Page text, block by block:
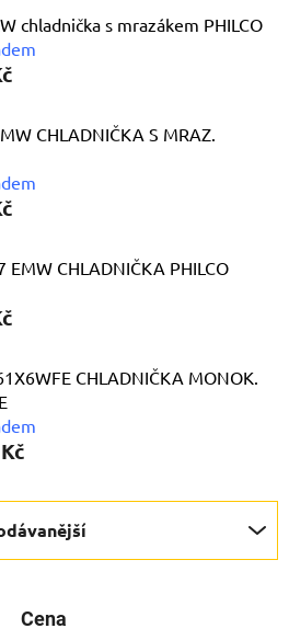
chladnička s mrazákem PHILCO
CHLADNIČKA S MRAZ.
EMW CHLADNIČKA PHILCO
CHLADNIČKA MONOK.
Cena